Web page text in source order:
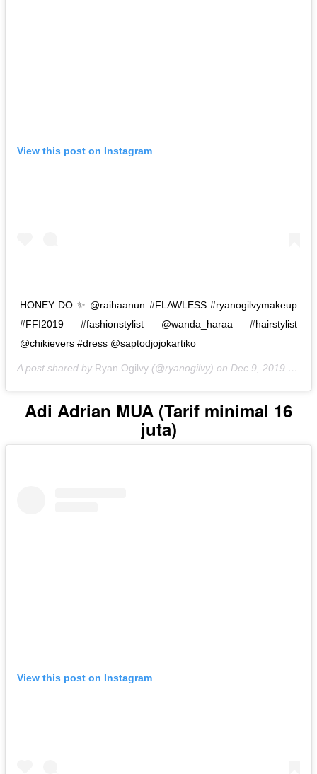
View this post on Instagram
HONEY DO ✨ @raihaanun #FLAWLESS #ryanogilvymakeup
#FFI2019 #fashionstylist @wanda_haraa #hairstylist
@chikievers #dress @saptodjojokartiko
A post shared by Ryan Ogilvy (@ryanogilvy) on Dec 9, 2019 at 5:50pm PST
Adi Adrian MUA (Tarif minimal 16
juta)
View this post on Instagram